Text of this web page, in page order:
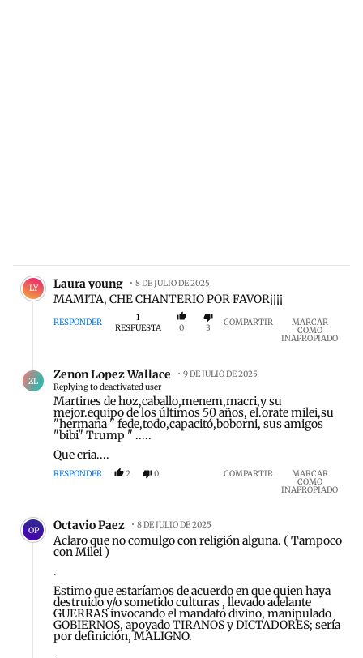
Comentario de Laura young.
LY Laura young 8 DE JULIO DE 2025
MAMITA, CHE CHANTERIO POR FAVOR¡¡¡¡
RESPONDER
1
RESPUESTA
0 3 COMPARTIR MARCAR
COMO
INAPROPIADO
ZL Zenon Lopez Wallace
9 DE JULIO DE 2025
Replying to deactivated user
Martines de hoz,caballo,menem,macri,y su
mejor.equipo de los últimos 50 años, el.orate milei,su
"hermana " fede,todo,capacitó,boborni, sus amigos
"bibi" Trump " .....
Que cria....
RESPONDER 2 0 COMPARTIR MARCAR
COMO
INAPROPIADO
Comentario de Octavio Paez.
OP Octavio Paez 8 DE JULIO DE 2025
Aclaro que no comulgo con religión alguna. ( Tampoco
con Milei )
.
Estimo que estaríamos de acuerdo en que quien haya
destruido y/o sometido culturas , llevado adelante
GUERRAS invocando el mandato divino, manipulado
GOBIERNOS, apoyado TIRANOS y DICTADORES; sería
por definición, MALIGNO.